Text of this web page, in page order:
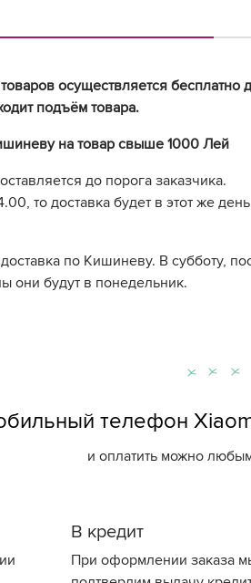
осуществляется бесплатно
подъём товара.
на товар свыше 1000 Лей
до порога заказчика.
то доставка будет в этот же
доставка по Кишиневу. В субботу,
они будут в понедельник.
телефон
и оплатить можно
В кредит
При оформлении заказа